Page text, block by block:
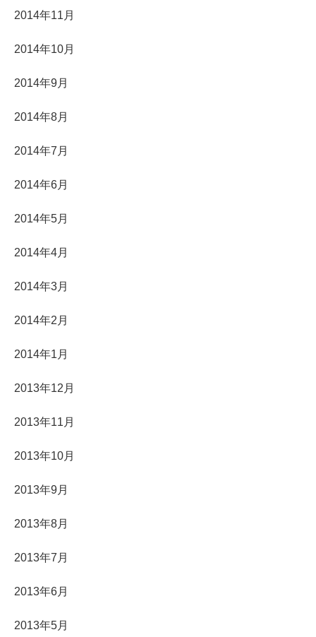
2014年11月
2014年10月
2014年9月
2014年8月
2014年7月
2014年6月
2014年5月
2014年4月
2014年3月
2014年2月
2014年1月
2013年12月
2013年11月
2013年10月
2013年9月
2013年8月
2013年7月
2013年6月
2013年5月